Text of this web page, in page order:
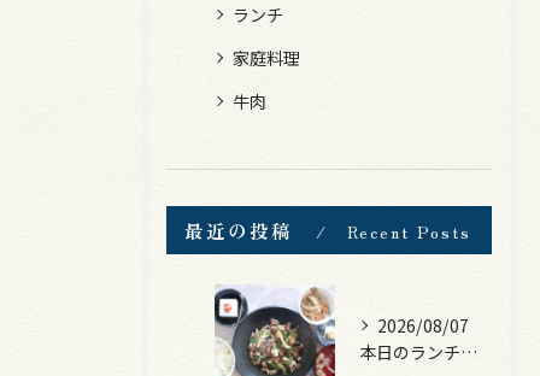
ランチ
家庭料理
牛肉
最近の投稿 Recent Posts
2026/08/07
本日のランチは、黒毛和牛のチャプチェ！